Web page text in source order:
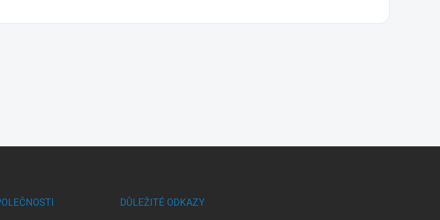
DŮLEŽITÉ ODKAZY